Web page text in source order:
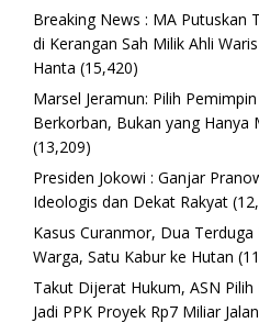
Breaking News : MA Putuskan
di Kerangan Sah Milik Ahli
Hanta (15,420)
Marsel Jeramun: Pilih
Berkorban, Bukan yang Hanya
(13,209)
Presiden Jokowi : Ganjar
Ideologis dan Dekat Rakyat
Kasus Curanmor, Dua
Warga, Satu Kabur ke Hutan
Takut Dijerat Hukum, ASN
Jadi PPK Proyek Rp7 Miliar